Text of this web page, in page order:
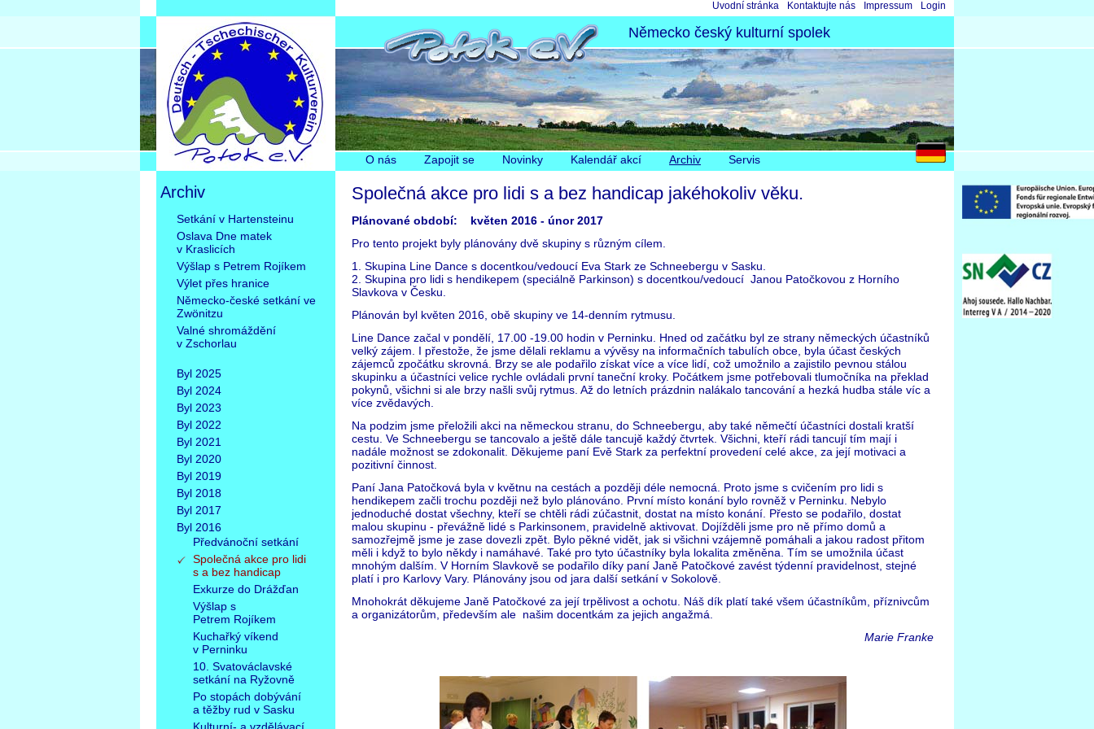
Přeskočit
navigaci
O nás Zapojit se Novinky Kalendář akcí Archiv Servis
Německo český kulturní spolek
Přeskočit
navigaci
Login
Impressum
Kontaktujte nás
Úvodní stránka
Společná akce pro lidi s a bez handicap jakéhokoliv věku.
Plánované období: květen 2016 - únor 2017
Pro tento projekt byly plánovány dvě skupiny s různým cílem.
1. Skupina Line Dance s docentkou/vedoucí Eva Stark ze Schneebergu v Sasku.
2. Skupina pro lidi s hendikepem (speciálně Parkinson) s docentkou/vedoucí Janou Patočkovou z Horního
Slavkova v Česku.
Plánován byl květen 2016, obě skupiny ve 14-denním rytmusu.
Line Dance začal v pondělí, 17.00 -19.00 hodin v Perninku. Hned od začátku byl ze strany německých účastníků
velký zájem. I přestože, že jsme dělali reklamu a vývěsy na informačních tabulích obce, byla účast českých
zájemců zpočátku skrovná. Brzy se ale podařilo získat více a více lidí, což umožnilo a zajistilo pevnou stálou
skupinku a účastníci velice rychle ovládali první taneční kroky. Počátkem jsme potřebovali tlumočníka na překlad
pokynů, všichni si ale brzy našli svůj rytmus. Až do letních prázdnin nalákalo tancování a hezká hudba stále víc a
více zvědavých.
Na podzim jsme přeložili akci na německou stranu, do Schneebergu, aby také němečtí účastníci dostali kratší
cestu. Ve Schneebergu se tancovalo a ještě dále tancujě každý čtvrtek. Všichni, kteří rádi tancují tím mají i
nadále možnost se zdokonalit. Děkujeme paní Evě Stark za perfektní provedení celé akce, za její motivaci a
pozitivní činnost.
Paní Jana Patočková byla v květnu na cestách a později déle nemocná. Proto jsme s cvičením pro lidi s
hendikepem začli trochu později než bylo plánováno. První místo konání bylo rovněž v Perninku. Nebylo
jednoduché dostat všechny, kteří se chtěli rádi zúčastnit, dostat na místo konání. Přesto se podařilo, dostat
malou skupinu - převážně lidé s Parkinsonem, pravidelně aktivovat. Dojížděli jsme pro ně přímo domů a
samozřejmě jsme je zase dovezli zpět. Bylo pěkné vidět, jak si všichni vzájemně pomáhali a jakou radost přitom
měli i když to bylo někdy i namáhavé. Také pro tyto účastníky byla lokalita změněna. Tím se umožnila účast
mnohým dalším. V Horním Slavkově se podařilo díky paní Janě Patočkové zavést týdenní pravidelnost, stejné
platí i pro Karlovy Vary. Plánovány jsou od jara další setkání v Sokolově.
Mnohokrát děkujeme Janě Patočkové za její trpělivost a ochotu. Náš dík platí také všem účastníkům, příznivcům
a organizátorům, především ale našim docentkám za jejich angažmá.
Marie Franke
Archiv
Přeskočit
navigaci
Setkání v Hartensteinu
Oslava Dne matek
v Kraslicích
Výšlap s Petrem Rojíkem
Výlet přes hranice
Německo-české setkání ve
Zwönitzu
Valné shromáždění
v Zschorlau
Byl 2025
Byl 2024
Byl 2023
Byl 2022
Byl 2021
Byl 2020
Byl 2019
Byl 2018
Byl 2017
Byl 2016
Předvánoční setkání
Společná akce pro lidi
s a bez handicap
Exkurze do Drážďan
Výšlap s
Petrem Rojíkem
Kuchařký víkend
v Perninku
10. Svatováclavské
setkání na Ryžovně
Po stopách dobývání
a těžby rud v Sasku